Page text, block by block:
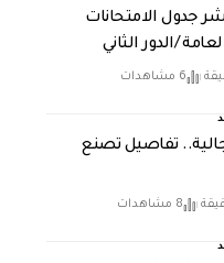
جدول الامتحانات
/الدور الثاني
6 مشاهدات
تفاصيل تصنع
8 مشاهدات